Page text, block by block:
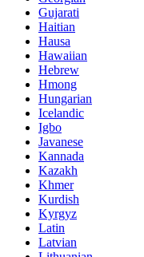
Gujarati
Haitian
Hausa
Hawaiian
Hebrew
Hmong
Hungarian
Icelandic
Igbo
Javanese
Kannada
Kazakh
Khmer
Kurdish
Kyrgyz
Latin
Latvian